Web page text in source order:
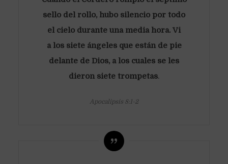
sello del rollo, hubo silencio por todo
el cielo durante una media hora. Vi
a los siete ángeles que están de pie
delante de Dios, a los cuales se les
dieron siete trompetas.
Apocalipsis 8:1-2